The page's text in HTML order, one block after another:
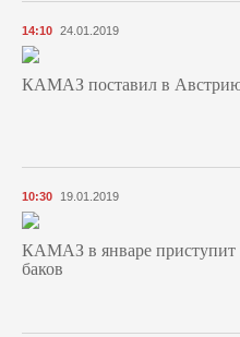
14:10 24.01.2019
КАМАЗ поставил в
10:30 19.01.2019
КАМАЗ в январе приступит
баков